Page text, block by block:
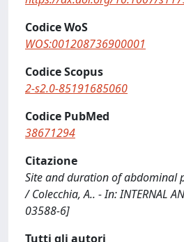
Codice WoS
WOS:001208736900001
Codice Scopus
2-s2.0-85191685060
Codice PubMed
38671294
Citazione
Site and duration of abdominal
/ Colecchia, A.. - In: INTERNAL
03588-6]
Tutti gli autori